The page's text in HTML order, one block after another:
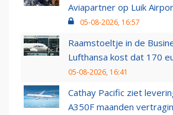
Aviapartner op Luik
05-08-2026, 16:57
Raamstoeltje in de
Lufthansa kost dat 170
05-08-2026, 16:41
Cathay Pacific ziet
A350F maanden